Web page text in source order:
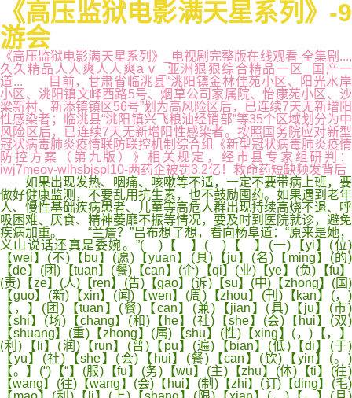
《高压监狱电影满天星系列》-9
游会
《高压监狱电影满天星系列》_电视剧完整版在线观看-全集剧...,
久久精品人人爽人人爽aⅴ_亚洲狠狠综合精品一区_国产一
道... 目前，甘肃省临洮县“洮阳镇金林佳苑小区、阳光水岸
小区、洮阳镇文峰西路5号、烟草公司家属院、怡康苑小区、沙
梁新村、新添镇镇区56号”划为高风险区后，已连续7天无新增阳
性感染者；临洮县“洮阳镇兴飞粮油经销部”等35个区域划分为中
风险区后，已连续7天无新增阳性感染者。按照国务院应对新型
冠状病毒肺炎疫情联防联控机制综合组《新型冠状病毒肺炎疫情
防控方案（第九版）》相关规定，经市县专家组研判：
iwj7meov-wlhsbjspl10-两药企被罚3.2亿！救命药短缺频发背后
如果出现发热、咽痛、咳嗽等不适，一定不要带病上班，要
做好健康监测，不要乱用抗生素，也不鼓励囤药。如果遇到老年
人、慢性基础疾病患者、儿童等高危人群出现持续高烧不退、呼
吸困难、厌食、精神萎靡不振等情况，要及时到医院就诊，避免
疾病加重。 “兰詹？”吕布想了想，看向杨阜道：“原来是她，
义山说话还真是委婉。”( )【 】( )【 】(一)【yi】(位)
【wei】(不)【bu】(愿)【yuan】(具)【ju】(名)【ming】(的)
【de】(团)【tuan】(餐)【can】(企)【qi】(业)【ye】(负)【fu】
(责)【ze】(人)【ren】(告)【gao】(诉)【su】(中)【zhong】(国)
【guo】(新)【xin】(闻)【wen】(周)【zhou】(刊)【kan】(，)
【，】(团)【tuan】(餐)【can】(兼)【jian】(具)【ju】(市)
【shi】(场)【chang】(和)【he】(社)【she】(会)【hui】(双)
【shuang】(重)【zhong】(属)【shu】(性)【xing】(，)【，】
(利)【li】(润)【run】(普)【pu】(遍)【bian】(低)【di】(于)
【yu】(社)【she】(会)【hui】(餐)【can】(饮)【yin】(。)
【。】(“)【“】(服)【fu】(务)【wu】(主)【zhu】(体)【ti】(往)
【wang】(往)【wang】(会)【hui】(制)【zhi】(订)【ding】(毛)